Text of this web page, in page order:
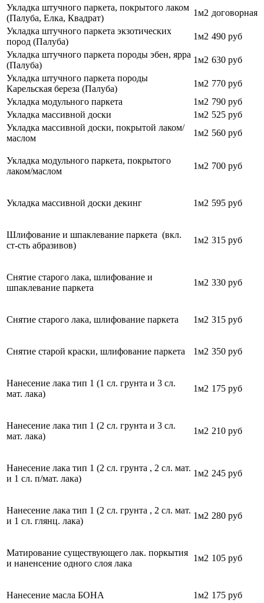
Укладка штучного паркета, покрытого лаком
(Палуба, Елка, Квадрат)
1м2 договорная
Укладка штучного паркета экзотических
пород (Палуба)
1м2 490 руб
Укладка штучного паркета породы эбен, ярра
(Палуба)
1м2 630 руб
Укладка штучного паркета породы
Карельская береза (Палуба)
1м2 770 руб
Укладка модульного паркета
1м2 790 руб
Укладка массивной доски
1м2 525 руб
Укладка массивной доски, покрытой лаком/
маслом
1м2 560 руб
Укладка модульного паркета, покрытого
лаком/маслом
1м2 700 руб
Укладка массивной доски декинг 1м2 595 руб
Шлифование и шпаклевание паркета (вкл.
ст-сть абразивов)
1м2 315 руб
Снятие старого лака, шлифование и
шпаклевание паркета
1м2 330 руб
Снятие старого лака, шлифование паркета 1м2 315 руб
Снятие старой краски, шлифование паркета 1м2 350 руб
Нанесение лака тип 1 (1 сл. грунта и 3 сл.
мат. лака)
1м2 175 руб
Нанесение лака тип 1 (2 сл. грунта и 3 сл.
мат. лака)
1м2 210 руб
Нанесение лака тип 1 (2 сл. грунта , 2 сл. мат.
и 1 сл. п/мат. лака)
1м2 245 руб
Нанесение лака тип 1 (2 сл. грунта , 2 сл. мат.
и 1 сл. глянц. лака)
1м2 280 руб
Матирование существующего лак. поркытия
и наненсение одного слоя лака
1м2 105 руб
Нанесение масла БОНА 1м2 175 руб